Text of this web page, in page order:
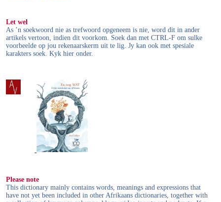
Let wel
As ’n soekwoord nie as trefwoord opgeneem is nie, word dit in ander
artikels vertoon, indien dit voorkom. Soek dan met CTRL-F om sulke
voorbeelde op jou rekenaarskerm uit te lig. Jy kan ook met spesiale
karakters soek. Kyk hier onder.
Please note
This dictionary mainly contains words, meanings and expressions that
have not yet been included in other Afrikaans dictionaries, together with